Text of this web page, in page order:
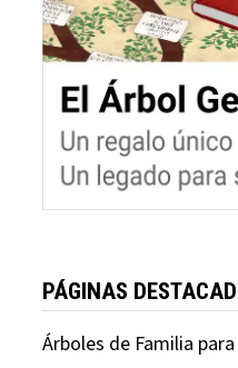
PÁGINAS
Árboles de Familia